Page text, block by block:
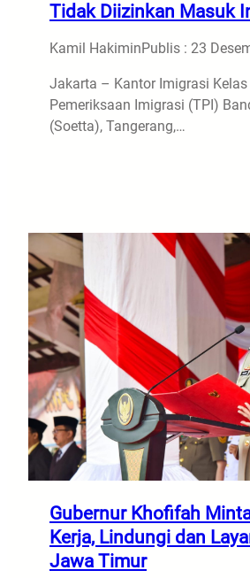
Tidak Diizinkan Masuk
Kamil HakiminPublis : 23
Jakarta – Kantor Imigrasi
Pemeriksaan Imigrasi (TPI)
(Soetta), Tangerang,…
Gubernur Khofifah
Kerja, Lindungi dan
Jawa Timur